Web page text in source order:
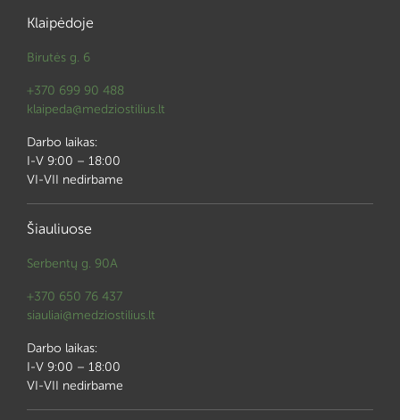
Klaipėdoje
Birutės g. 6
+370 699 90 488
klaipeda@medziostilius.lt
Darbo laikas:
I-V 9:00 – 18:00
VI-VII nedirbame
Šiauliuose
Serbentų g. 90A
+370 650 76 437
siauliai@medziostilius.lt
Darbo laikas:
I-V 9:00 – 18:00
VI-VII nedirbame